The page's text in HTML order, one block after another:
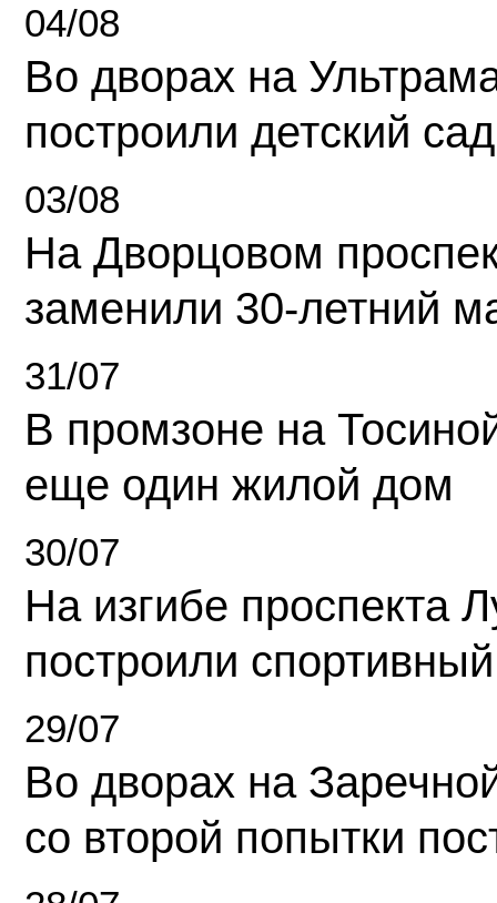
04/08
Во дворах на
построили детский сад
03/08
На Дворцовом
заменили 30-летний
31/07
В промзоне на
еще один жилой дом
30/07
На изгибе проспекта
построили
29/07
Во дворах на
со второй попытки